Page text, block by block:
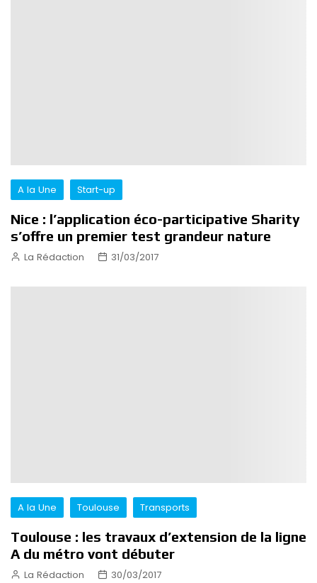
A la Une Start-up
Nice : l’application éco-participative Sharity
s’offre un premier test grandeur nature
La Rédaction 31/03/2017
A la Une Toulouse Transports
Toulouse : les travaux d’extension de la ligne
A du métro vont débuter
La Rédaction 30/03/2017